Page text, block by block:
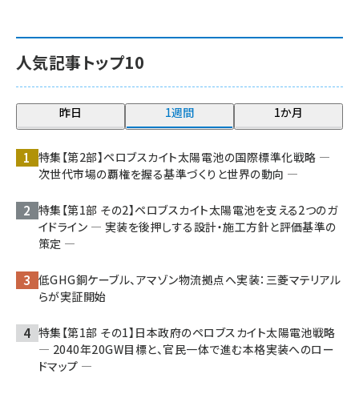
人気記事トップ10
昨日 1週間 1か月
特集【第2部】ペロブスカイト太陽電池の国際標準化戦略 ―
次世代市場の覇権を握る基準づくりと世界の動向 ―
特集【第1部 その2】ペロブスカイト太陽電池を支える2つのガ
イドライン ― 実装を後押しする設計・施工方針と評価基準の
策定 ―
低GHG銅ケーブル、アマゾン物流拠点へ実装：三菱マテリアル
らが実証開始
特集【第1部 その1】日本政府のペロブスカイト太陽電池戦略
― 2040年20GW目標と、官民一体で進む本格実装へのロー
ドマップ ―